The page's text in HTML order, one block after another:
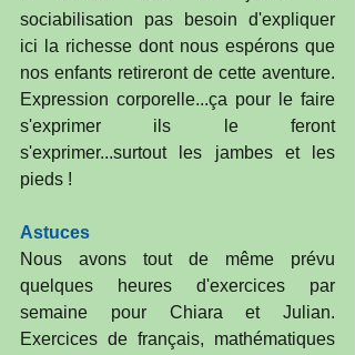
sociabilisation pas besoin d'expliquer
ici la richesse dont nous espérons que
nos enfants retireront de cette aventure.
Expression corporelle...ça pour le faire
s'exprimer ils le feront
s'exprimer...surtout les jambes et les
pieds !
Astuces
Nous avons tout de même prévu
quelques heures d'exercices par
semaine pour Chiara et Julian.
Exercices de français, mathématiques